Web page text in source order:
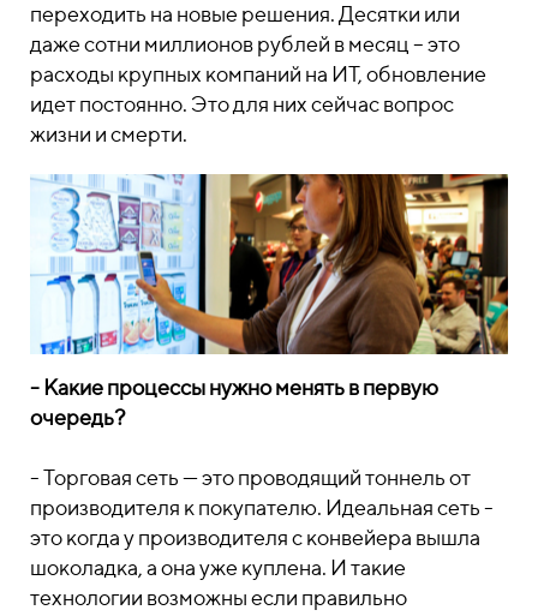
переходить на новые решения. Десятки или
даже сотни миллионов рублей в месяц – это
расходы крупных компаний на ИТ, обновление
идет постоянно. Это для них сейчас вопрос
жизни и смерти.
- Какие процессы нужно менять в первую
очередь?
- Торговая сеть — это проводящий тоннель от
производителя к покупателю. Идеальная сеть -
это когда у производителя с конвейера вышла
шоколадка, а она уже куплена. И такие
технологии возможны если правильно